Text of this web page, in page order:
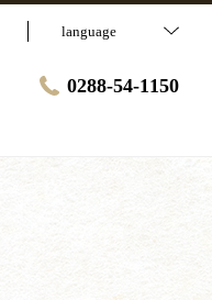
language
0288-54-1150